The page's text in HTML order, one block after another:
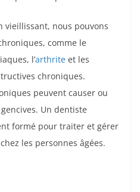
vieillissant, nous pouvons
comme le
l’arthrite et les
chroniques.
peuvent causer ou
Un dentiste
formé pour traiter et gérer
chez les personnes âgées.